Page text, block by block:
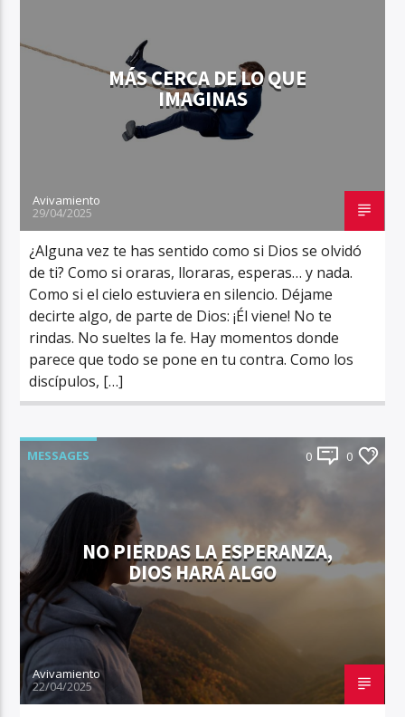
MÁS CERCA DE LO QUE
IMAGINAS
Avivamiento
29/04/2025
¿Alguna vez te has sentido como si Dios se olvidó
de ti? Como si oraras, lloraras, esperas… y nada.
Como si el cielo estuviera en silencio. Déjame
decirte algo, de parte de Dios: ¡Él viene! No te
rindas. No sueltes la fe. Hay momentos donde
parece que todo se pone en tu contra. Como los
discípulos, […]
MESSAGES 0 0
NO PIERDAS LA ESPERANZA,
DIOS HARÁ ALGO
Avivamiento
22/04/2025